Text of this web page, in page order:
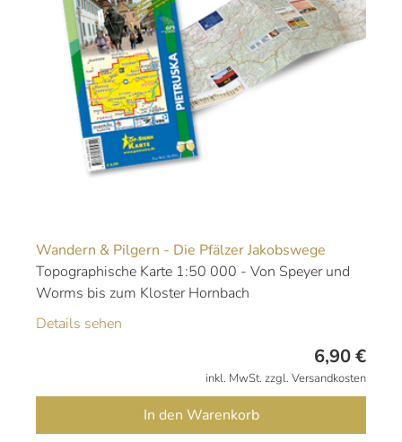
Wandern & Pilgern - Die Pfälzer Jakobswege
Topographische Karte 1:50 000 - Von Speyer und
Worms bis zum Kloster Hornbach
Details sehen
6,90€
inkl. MwSt. zzgl. Versandkosten
In den Warenkorb